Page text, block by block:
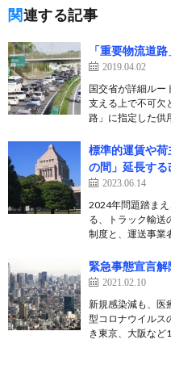
関連する記事
「重要物流道
2019.04.02
国交省が詳細ルー
支える上で不可欠
路」に指定した
標準的運賃や
の間」延長す
2023.06.14
2024年問題踏ま
る、トラック輸送
制度と、運送事業
緊急事態宣言
2021.02.10
新規感染減も、医
型コロナウイルス
き東京、大阪な